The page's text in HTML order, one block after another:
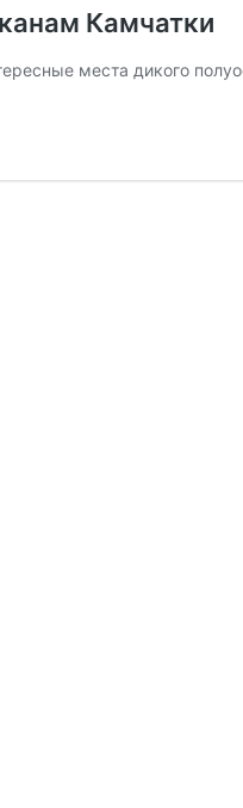
Камчатки
места дикого